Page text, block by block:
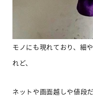
モノにも現れており、細
れど、
ネットや画面越しや値段